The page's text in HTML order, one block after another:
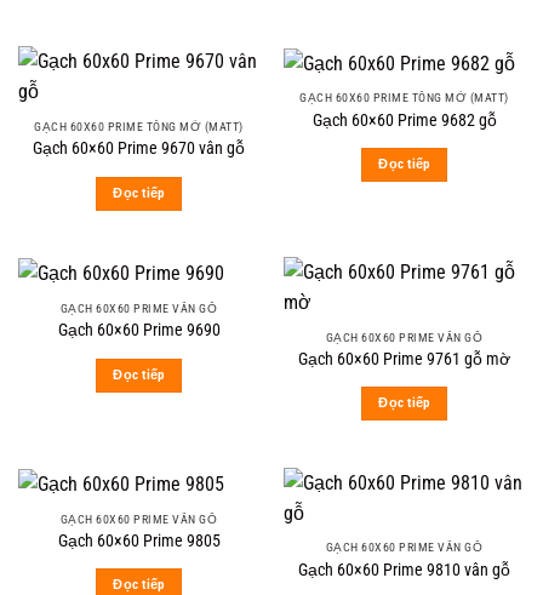
GẠCH 60X60 PRIME TÔNG MỜ (MATT)
Gạch 60×60 Prime 9670 vân gỗ
Đọc tiếp
GẠCH 60X60 PRIME TÔNG MỜ (MATT)
Gạch 60×60 Prime 9682 gỗ
Đọc tiếp
GẠCH 60X60 PRIME VÂN GỖ
Gạch 60×60 Prime 9690
Đọc tiếp
GẠCH 60X60 PRIME VÂN GỖ
Gạch 60×60 Prime 9761 gỗ mờ
Đọc tiếp
GẠCH 60X60 PRIME VÂN GỖ
Gạch 60×60 Prime 9805
Đọc tiếp
GẠCH 60X60 PRIME VÂN GỖ
Gạch 60×60 Prime 9810 vân gỗ